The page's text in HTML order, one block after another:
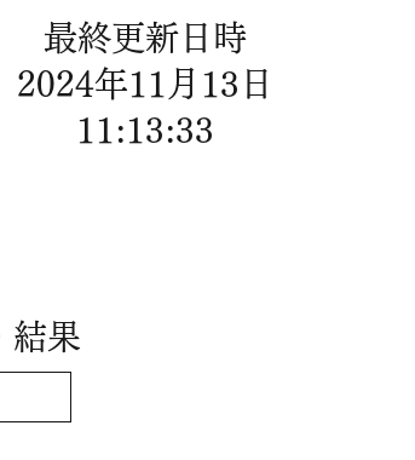
​最終更新日時
2024年11月13日
11:13:33
結果